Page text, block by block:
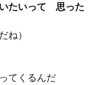
たいって 思った
ね）
てくるんだ